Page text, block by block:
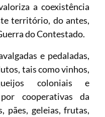
a coexistência
território, do antes,
do Contestado.
e pedaladas,
tais como vinhos,
coloniais e
cooperativas da
pães, geleias, frutas,